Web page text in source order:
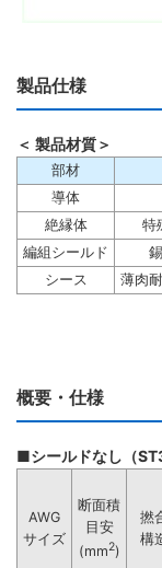
製品仕様
＜ 製品材質＞
部材
導体
絶縁体
特
編組シールド
シース
薄肉
概要・仕様
■シールドなし（
AWG
サイズ
断面積
目安
(mm2)
撚
構